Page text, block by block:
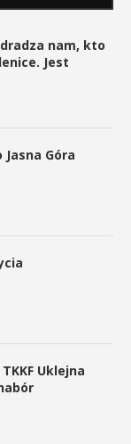
nam, kto
Jest
Góra
Uklejna